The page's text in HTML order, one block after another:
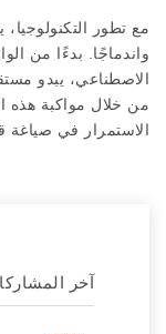
مع تطور
واندماجًا. بدءًا من
الاصطناعي، يبدو
من خلال مواكبة هذه
الاستمرار في
آخر